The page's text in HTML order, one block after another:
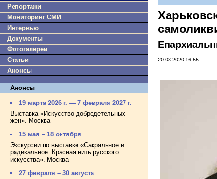
Репортажи
Мониторинг СМИ
Интервью
Документы
Фотогалереи
Статьи
Анонсы
Анонсы
19 марта 2026 г. — 7 февраля 2027 г.
Выставка «Искусство добродетельных
жен». Москва
15 мая – 18 октября
Экскурсии по выставке «Сакральное и
радикальное. Красная нить русского
искусства». Москва
27 февраля – 30 августа
20.03.2020 16:55